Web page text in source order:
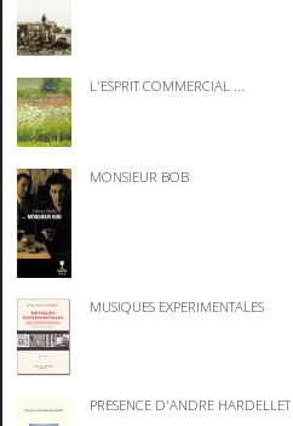
L'ESPRIT COMMERCIAL ...
MONSIEUR BOB
MUSIQUES EXPERIMENTALES
PRESENCE D'ANDRE HARDELLET